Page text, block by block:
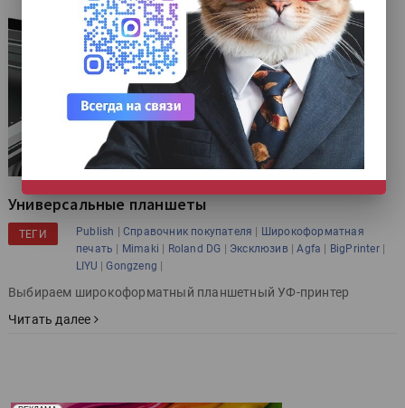
Универсальные планшеты
ТЕГИ Publish |Справочник покупателя | Широкоформатная
печать | Mimaki | Roland DG | Эксклюзив |Agfa | BigPrinter|
LIYU |Gongzeng |
Выбираем широкоформатный планшетный УФ-принтер
Читать далее